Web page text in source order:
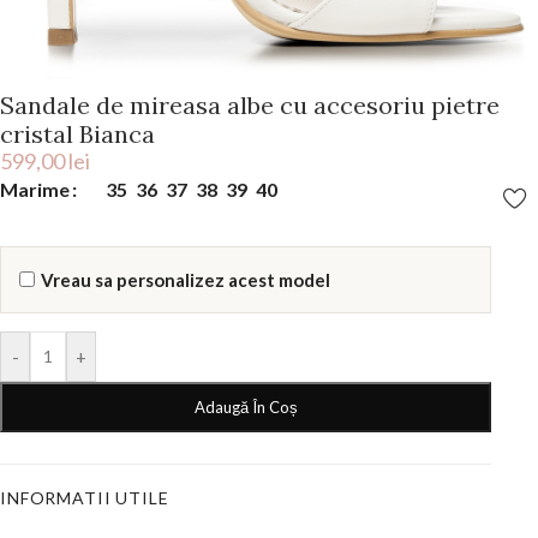
Sandale de mireasa albe cu accesoriu pietre
cristal Bianca
599,00lei
Marime 35 36 37 38 39 40
Vreau sa personalizez acest model
- +
Adaugă În Coș
INFORMATII UTILE